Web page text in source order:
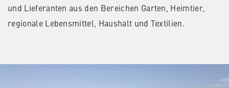
und Lieferanten aus den Bereichen Garten, Heimtier,
regionale Lebensmittel, Haushalt und Textilien.